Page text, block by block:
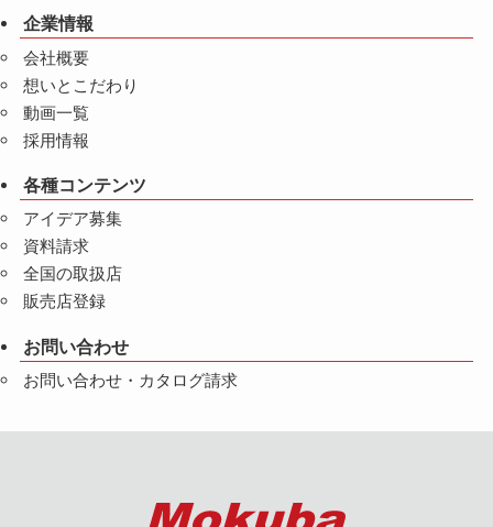
企業情報
会社概要
想いとこだわり
動画一覧
採用情報
各種コンテンツ
アイデア募集
資料請求
全国の取扱店
販売店登録
お問い合わせ
お問い合わせ・カタログ請求